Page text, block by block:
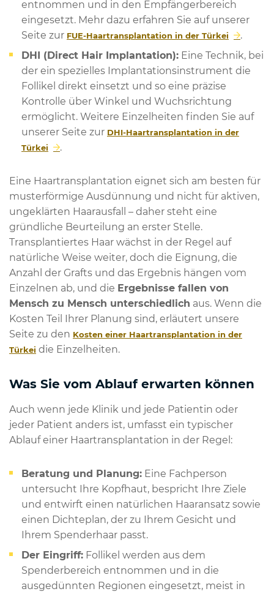
entnommen und in den Empfängerbereich
eingesetzt. Mehr dazu erfahren Sie auf unserer
Seite zur FUE-Haartransplantation in der Türkei
.
DHI (Direct Hair Implantation): Eine Technik, bei
der ein spezielles Implantationsinstrument die
Follikel direkt einsetzt und so eine präzise
Kontrolle über Winkel und Wuchsrichtung
ermöglicht. Weitere Einzelheiten finden Sie auf
unserer Seite zur DHI-Haartransplantation in der
Türkei
.
Eine Haartransplantation eignet sich am besten für
musterförmige Ausdünnung und nicht für aktiven,
ungeklärten Haarausfall – daher steht eine
gründliche Beurteilung an erster Stelle.
Transplantiertes Haar wächst in der Regel auf
natürliche Weise weiter, doch die Eignung, die
Anzahl der Grafts und das Ergebnis hängen vom
Einzelnen ab, und die Ergebnisse fallen von
Mensch zu Mensch unterschiedlich aus. Wenn die
Kosten Teil Ihrer Planung sind, erläutert unsere
Seite zu den Kosten einer Haartransplantation in der
Türkei die Einzelheiten.
Was Sie vom Ablauf erwarten können
Auch wenn jede Klinik und jede Patientin oder
jeder Patient anders ist, umfasst ein typischer
Ablauf einer Haartransplantation in der Regel:
Beratung und Planung: Eine Fachperson
untersucht Ihre Kopfhaut, bespricht Ihre Ziele
und entwirft einen natürlichen Haaransatz sowie
einen Dichteplan, der zu Ihrem Gesicht und
Ihrem Spenderhaar passt.
Der Eingriff: Follikel werden aus dem
Spenderbereich entnommen und in die
ausgedünnten Regionen eingesetzt, meist in